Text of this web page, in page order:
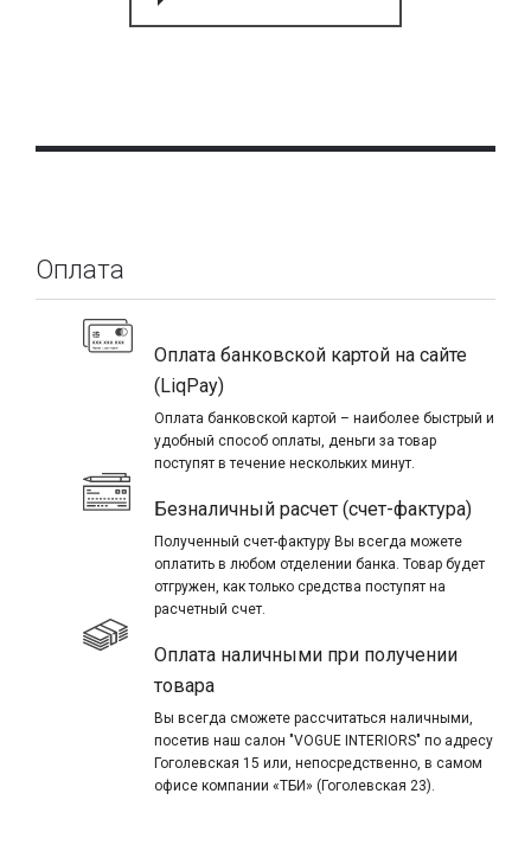
Оплата
Оплата банковской картой на сайте
(LiqPay)
Оплата банковской картой – наиболее быстрый и
удобный способ оплаты, деньги за товар
поступят в течение нескольких минут.
Безналичный расчет (счет-фактура)
Полученный счет-фактуру Вы всегда можете
оплатить в любом отделении банка. Товар будет
отгружен, как только средства поступят на
расчетный счет.
Оплата наличными при получении
товара
Вы всегда сможете рассчитаться наличными,
посетив наш салон "VOGUE INTERIORS" по адресу
Гоголевская 15 или, непосредственно, в самом
офисе компании «ТБИ» (Гоголевская 23).